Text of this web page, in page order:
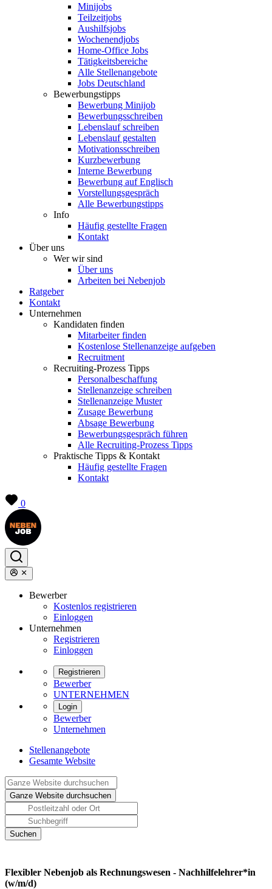
Minijobs
Teilzeitjobs
Aushilfsjobs
Wochenendjobs
Home-Office Jobs
Tätigkeitsbereiche
Alle Stellenangebote
Jobs Deutschland
Bewerbungstipps
Bewerbung Minijob
Bewerbungsschreiben
Lebenslauf schreiben
Lebenslauf gestalten
Motivationsschreiben
Kurzbewerbung
Interne Bewerbung
Bewerbung auf Englisch
Vorstellungsgespräch
Alle Bewerbungstipps
Info
Häufig gestellte Fragen
Kontakt
Über uns
Wer wir sind
Über uns
Arbeiten bei Nebenjob
Ratgeber
Kontakt
Unternehmen
Kandidaten finden
Mitarbeiter finden
Kostenlose Stellenanzeige aufgeben
Recruitment
Recruiting-Prozess Tipps
Personalbeschaffung
Stellenanzeige schreiben
Stellenanzeige Muster
Zusage Bewerbung
Absage Bewerbung
Bewerbungsgespräch führen
Alle Recruiting-Prozess Tipps
Praktische Tipps & Kontakt
Häufig gestellte Fragen
Kontakt
0
Bewerber
Kostenlos registrieren
Einloggen
Unternehmen
Registrieren
Einloggen
Registrieren
Bewerber
UNTERNEHMEN
Login
Bewerber
Unternehmen
Stellenangebote
Gesamte Website
Flexibler Nebenjob als Rechnungswesen - Nachhilfelehrer*in
(w/m/d)